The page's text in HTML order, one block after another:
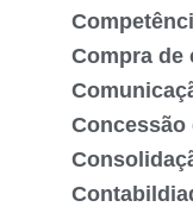
Compra de
Concessão